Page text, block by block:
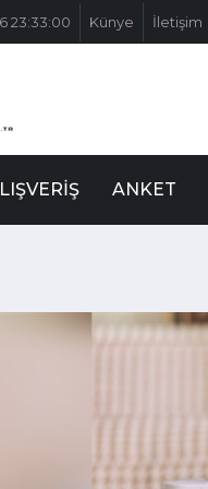
23:33:00 Künye İletişim
ANKET